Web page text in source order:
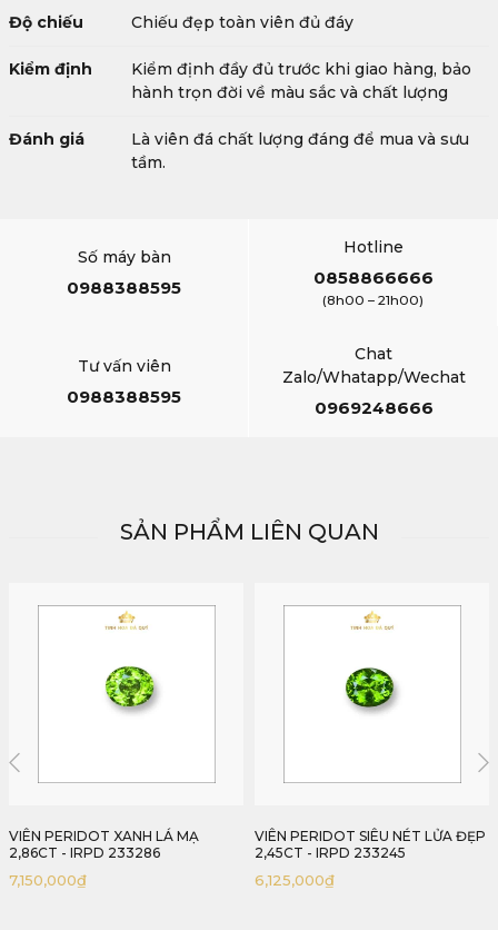
Độ chiếu Chiếu đẹp toàn viên đủ đáy
Kiểm định
Kiểm định đầy đủ trước khi giao hàng, bảo
hành trọn đời về màu sắc và chất lượng
Đánh giá
Là viên đá chất lượng đáng để mua và sưu
tầm.
Số máy bàn
0988388595
Hotline
0858866666
(8h00 – 21h00)
Tư vấn viên
0988388595
Chat
Zalo/Whatapp/Wechat
0969248666
SẢN PHẨM LIÊN QUAN
VIÊN PERIDOT SIÊU NÉT LỬA ĐẸP
2,45CT - IRPD 233245
6,125,000₫
VIÊN PERIDOT XANH LÁ MẠ LỬA
TOÀN VIÊN 2,29CT - IRPD 233229
5,038,000₫